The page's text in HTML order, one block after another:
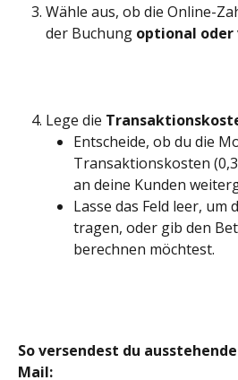
Wähle aus, ob die Online-
der Buchung optional
Lege die
Entscheide, ob du die
Transaktionskosten
an deine Kunden
Lasse das Feld leer, um
tragen, oder gib den
berechnen möchtest.
So versendest du
Mail: